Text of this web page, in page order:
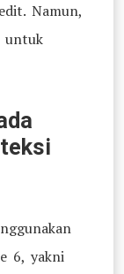
Namun,
untuk
6, yakni